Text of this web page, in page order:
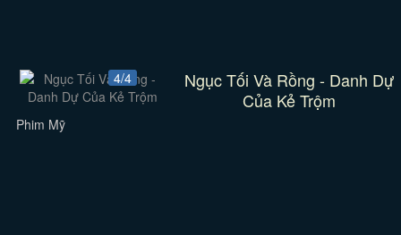
4/4
Ngục Tối Và Rồng - Danh Dự
Của Kẻ Trộm
Phim Mỹ